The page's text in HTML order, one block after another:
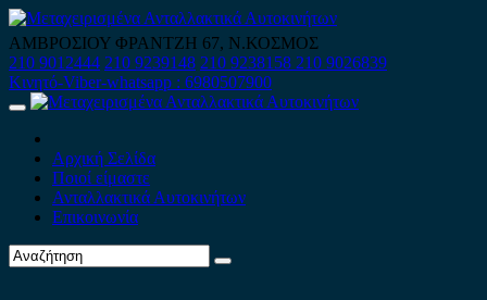
Skip
to
content
ΑΜΒΡΟΣΙΟΥ ΦΡΑΝΤΖΗ 67, Ν.ΚΟΣΜΟΣ
210 9012444 210 9239148 210 9238158 210 9026839
Κινητό-Viber-whatsapp : 6980507900
Primary
Αρχική Σελίδα
Ποιοί είμαστε
Ανταλλακτικά Αυτοκινήτων
Επικοινωνία